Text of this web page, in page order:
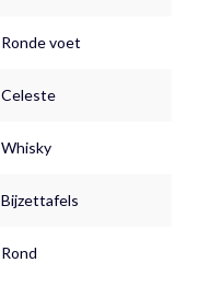
Ronde voet
Celeste
Whisky
Bijzettafels
Rond